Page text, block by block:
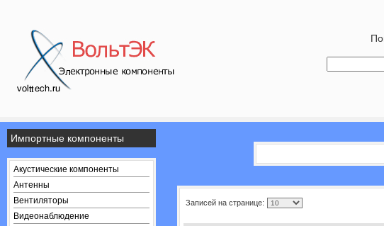
Импортные компоненты
Акустические компоненты
Антенны
Вентиляторы
Видеонаблюдение
Записей на странице: